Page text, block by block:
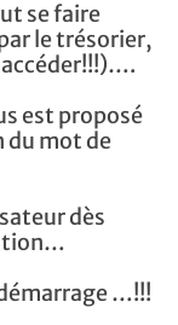
se faire
le trésorier,
est proposé
du mot de
dès
…!!!